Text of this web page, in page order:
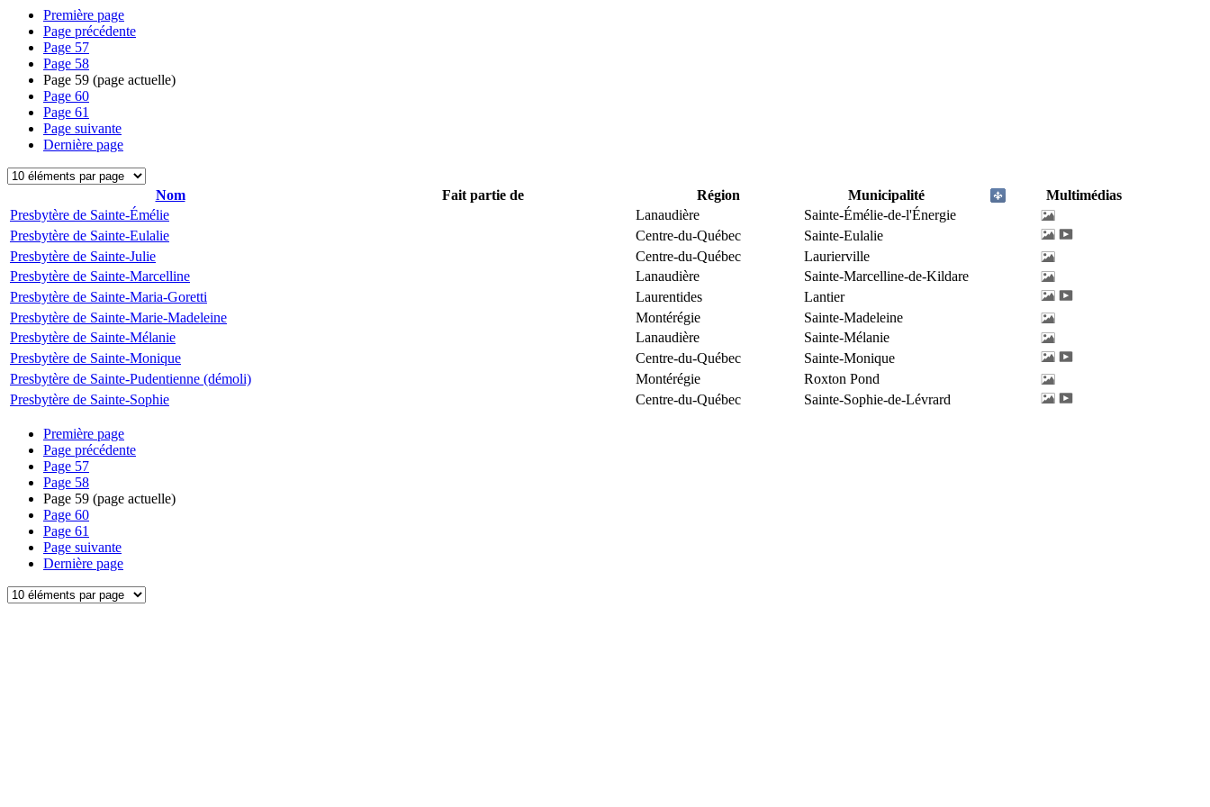
Première page
Page précédente
Page 57
Page 58
Page 59 (page actuelle)
Page 60
Page 61
Page suivante
Dernière page
Nom Fait partie de Région Municipalité
Multimédias
Presbytère de Sainte-Émélie
Lanaudière
Sainte-Émélie-de-l'Énergie
Presbytère de Sainte-Eulalie
Centre-du-Québec
Sainte-Eulalie
Presbytère de Sainte-Julie
Centre-du-Québec
Laurierville
Presbytère de Sainte-Marcelline
Lanaudière
Sainte-Marcelline-de-Kildare
Presbytère de Sainte-Maria-Goretti
Laurentides
Lantier
Presbytère de Sainte-Marie-Madeleine
Montérégie
Sainte-Madeleine
Presbytère de Sainte-Mélanie
Lanaudière
Sainte-Mélanie
Presbytère de Sainte-Monique
Centre-du-Québec
Sainte-Monique
Presbytère de Sainte-Pudentienne (démoli)
Montérégie
Roxton Pond
Presbytère de Sainte-Sophie
Centre-du-Québec Sainte-Sophie-de-Lévrard
Première page
Page précédente
Page 57
Page 58
Page 59 (page actuelle)
Page 60
Page 61
Page suivante
Dernière page